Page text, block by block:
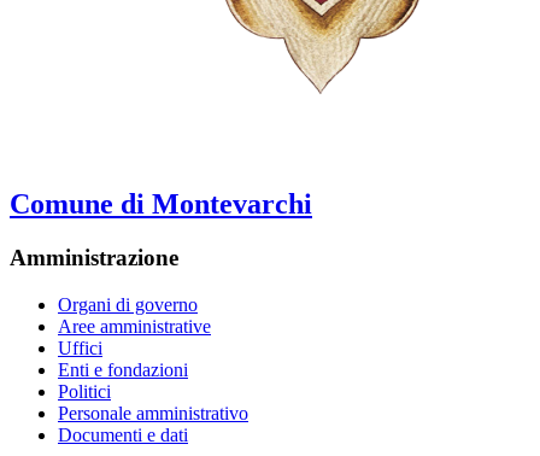
Comune di Montevarchi
Amministrazione
Organi di governo
Aree amministrative
Uffici
Enti e fondazioni
Politici
Personale amministrativo
Documenti e dati